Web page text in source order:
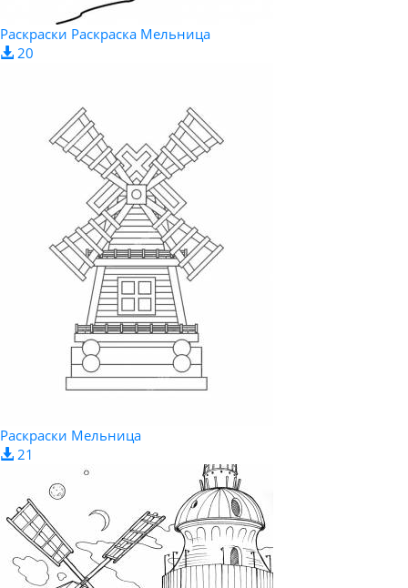
Раскраски Раскраска Мельница
20
Раскраски Мельница
21